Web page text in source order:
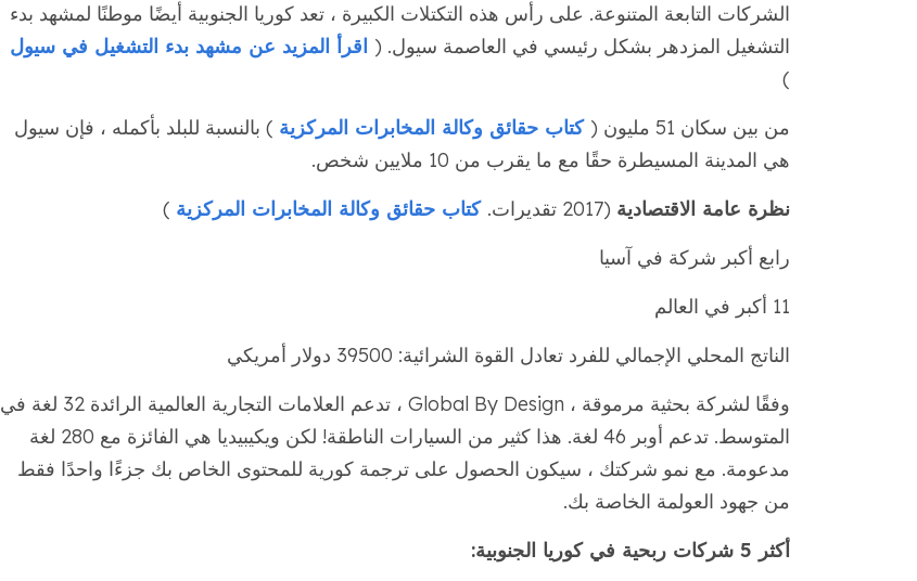
الشركات التابعة المتنوعة. على رأس هذه التكتلات الكبيرة ، تعد كوريا الجنوبية أيضًا موطنًا لمشهد بدء
التشغيل المزدهر بشكل رئيسي في العاصمة سيول. ( اقرأ المزيد عن مشهد بدء التشغيل في سيول
)
من بين سكان 51 مليون (
كتاب حقائق وكالة المخابرات المركزية ) بالنسبة للبلد بأكمله ، فإن سيول
هي المدينة المسيطرة حقًا مع ما يقرب من 10 ملايين شخص.
نظرة عامة الاقتصادية (2017 تقديرات. كتاب حقائق وكالة المخابرات المركزية )
رابع أكبر شركة في آسيا
11 أكبر في العالم
الناتج المحلي الإجمالي للفرد تعادل القوة الشرائية: 39500 دولار أمريكي
وفقًا لشركة بحثية مرموقة ، Global By Design ، تدعم العلامات التجارية العالمية الرائدة 32 لغة في
المتوسط. تدعم أوبر 46 لغة. هذا كثير من السيارات الناطقة! لكن ويكيبيديا هي الفائزة مع 280 لغة
مدعومة. مع نمو شركتك ، سيكون الحصول على ترجمة كورية للمحتوى الخاص بك جزءًا واحدًا فقط
من جهود العولمة الخاصة بك.
أكثر 5 شركات ربحية في كوريا الجنوبية: